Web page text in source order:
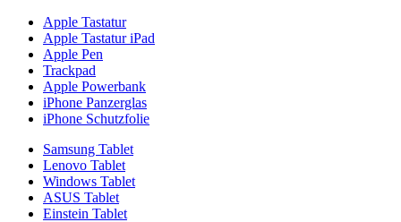
Apple Tastatur
Apple Tastatur iPad
Apple Pen
Trackpad
Apple Powerbank
iPhone Panzerglas
iPhone Schutzfolie
Samsung Tablet
Lenovo Tablet
Windows Tablet
ASUS Tablet
Einstein Tablet